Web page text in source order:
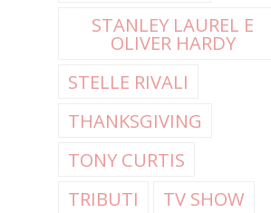
STANLEY LAUREL E
OLIVER HARDY
STELLE RIVALI
THANKSGIVING
TONY CURTIS
TRIBUTI
TV SHOW